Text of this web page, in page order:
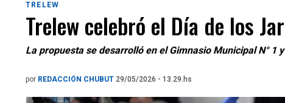
TRELEW
Trelew celebró el Día de los
La propuesta se desarrolló en el Gimnasio Municipal N°
por REDACCIÓN CHUBUT 29/05/2026 - 13.29.hs